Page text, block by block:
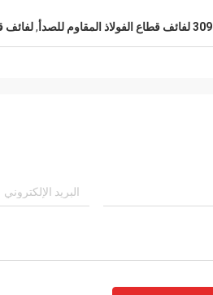
309 لفائف قطاع الفولاذ المقاوم للصدأ ,لفائف